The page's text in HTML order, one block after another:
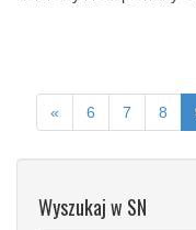
« 6 7 8
Wyszukaj w SN